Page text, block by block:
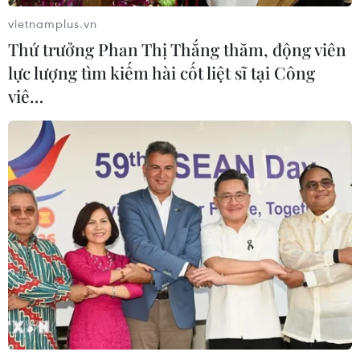
tinh hoa ẩm thực và giá trị di sản
16/07/2026 13:49
Đội Bồ Đào Nha xuất sắc giành ngôi
quán quân Lễ hội Pháo hoa Quốc tế
Đà Nẵng
11/07/2026 15:40
Mãn nhãn màn trình diễn
trong đêm chung kết Lễ hội Pháo
hoa Quốc tế Đà Nẵng
11/07/2026 15:23
Xem thêm
vietnamplus.vn
Thứ trưởng Phan Thị Thắng thăm, động viên
lực lượng tìm kiếm hài cốt liệt sĩ tại Công
viê…